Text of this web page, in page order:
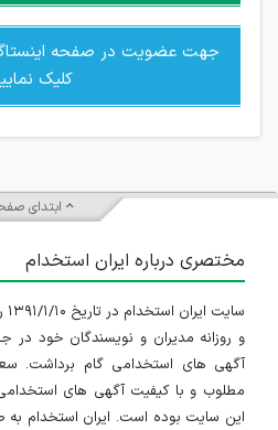
جهت عضویت در صفحه
کلیک
ابتدای
مختصری درباره ایران استخدام
و روزانه مدیران و نویسندگان خود
آگهی های استخدامی گام برداشت.
مطلوب و با کیفیت آگهی های
این سایت بوده است. ایران استخدام